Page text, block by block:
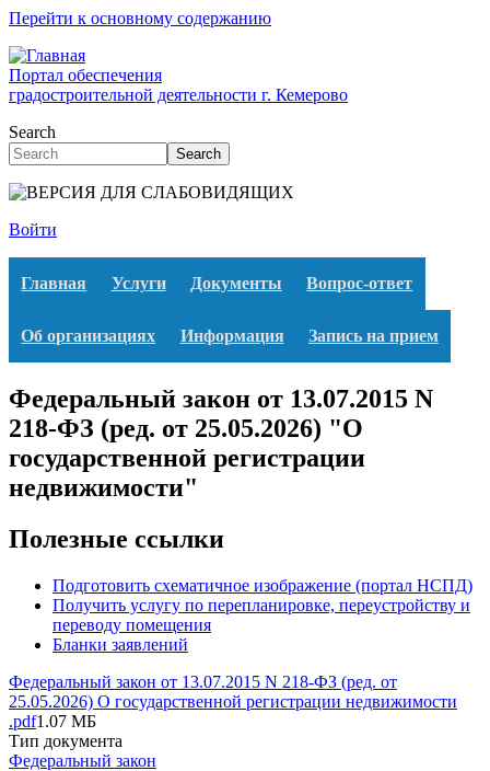
Перейти к основному содержанию
Портал обеспечения
градостроительной деятельности г. Кемерово
Search
Search
Войти
Главная Услуги Документы Вопрос-ответ
Об организациях Информация Запись на прием
Федеральный закон от 13.07.2015 N
218-ФЗ (ред. от 25.05.2026) "О
государственной регистрации
недвижимости"
Полезные ссылки
Подготовить схематичное изображение (портал НСПД)
Получить услугу по перепланировке, переустройству и
переводу помещения
Бланки заявлений
Федеральный закон от 13.07.2015 N 218-ФЗ (ред. от
25.05.2026) О государственной регистрации недвижимости
.pdf1.07 МБ
Тип документа
Федеральный закон